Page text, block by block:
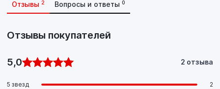
Отзывы 2 Вопросы и ответы 0
Отзывы покупателей
5,0 2 отзыва
5 звезд
2